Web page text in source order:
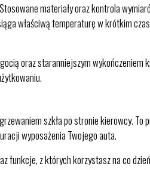
materiały oraz kontrola
właściwą temperaturę w krótkim
oraz staranniejszym wykończeniem
szkła po stronie kierowcy. To
wyposażenia Twojego auta.
funkcje, z których korzystasz na co